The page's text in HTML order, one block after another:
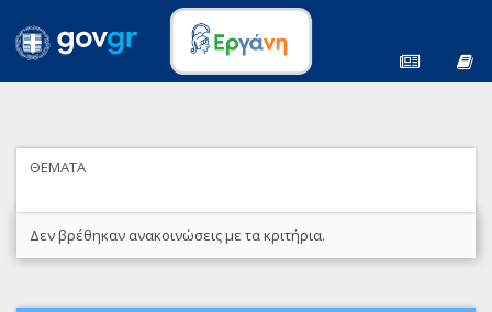
ΘΕΜΑΤΑ
Δεν βρέθηκαν ανακοινώσεις με τα κριτήρια.